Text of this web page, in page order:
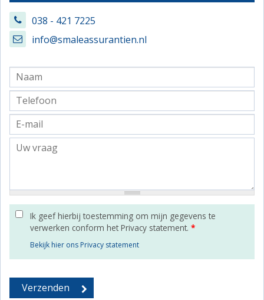
038 - 421 7225
info@smaleassurantien.nl
Ik geef hierbij toestemming om mijn gegevens te
verwerken conform het Privacy statement. *
Bekijk hier ons Privacy statement